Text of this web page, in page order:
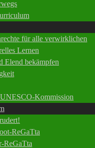
für alle verwirklichen
Lernen
Elend bekämpfen
Kommission
ReGaTta
ReGaTta